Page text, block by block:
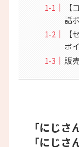
話
ボ
販
「にじさ
「にじさ